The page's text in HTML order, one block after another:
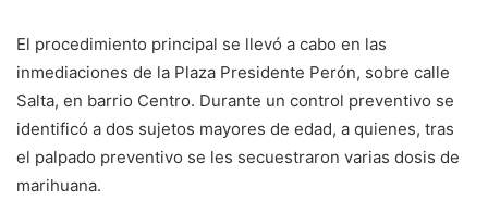
El procedimiento principal se llevó a cabo en las
inmediaciones de la Plaza Presidente Perón, sobre calle
Salta, en barrio Centro. Durante un control preventivo se
identificó a dos sujetos mayores de edad, a quienes, tras
el palpado preventivo se les secuestraron varias dosis de
marihuana.